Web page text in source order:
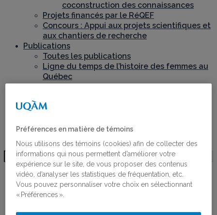
coconstruction des connaissances
Projets financés par le RéQEF
Concours : Appui aux projets scientifiques et
aux chantiers de recherche
Publications
Toutes les publications
Ligne du temps de l’histoire des femmes au
Québec
Activités
Bourses
Postdoctorant·e·s du RéQEF
BLOGUE
Préférences en matière de témoins
Nous utilisons des témoins (cookies) afin de collecter des
informations qui nous permettent d’améliorer votre
expérience sur le site, de vous proposer des contenus
vidéo, d’analyser les statistiques de fréquentation, etc.
Vous pouvez personnaliser votre choix en sélectionnant
« Préférences ».